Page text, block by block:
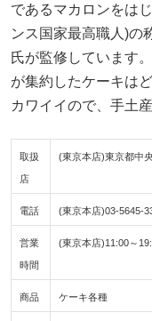
であるマカロンをは
ンス国家最高職人)の
氏が監修しています
が集約したケーキは
カワイイので、手土
取扱
店
(東京本店)東京都中
電話 (東京本店)03-5645-
営業
時間
(東京本店)11:00～
商品 ケーキ各種